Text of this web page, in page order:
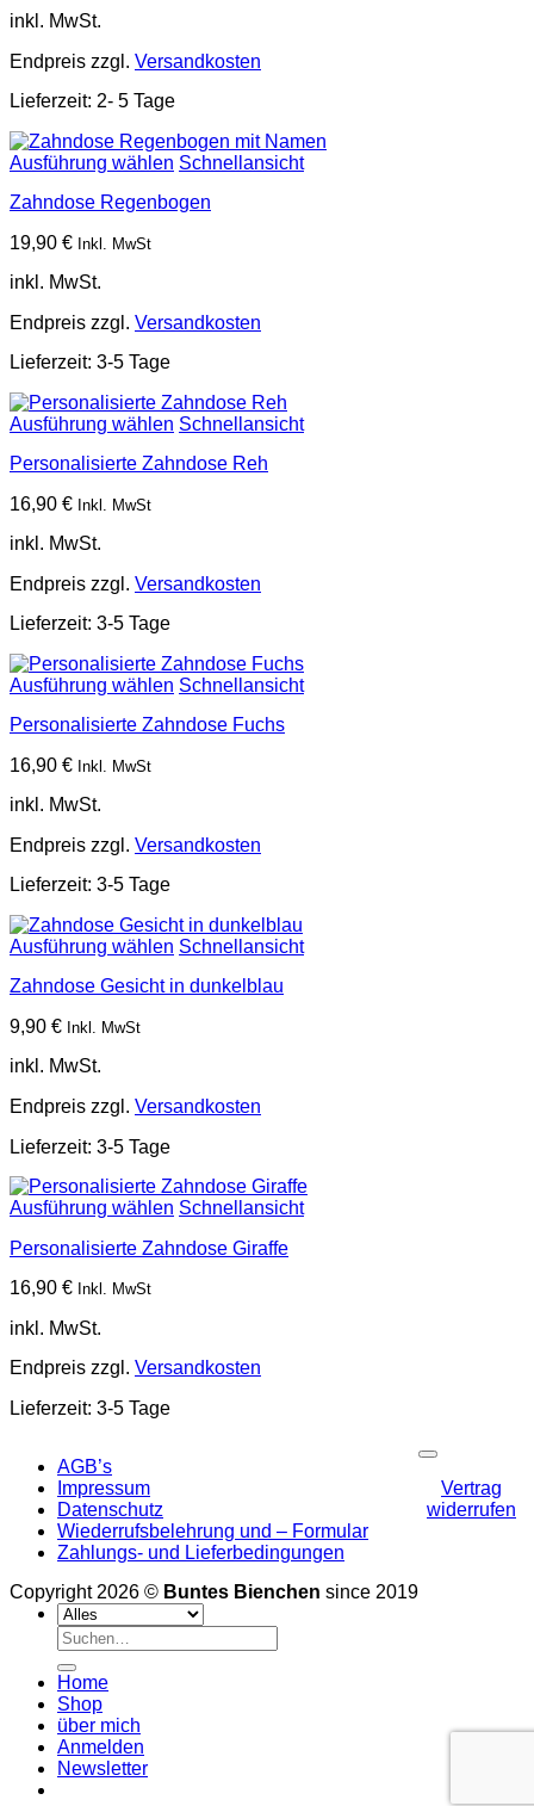
inkl. MwSt.
Endpreis zzgl. Versandkosten
Lieferzeit: 2- 5 Tage
Ausführung wählen Schnellansicht
Zahndose Regenbogen
19,90 € Inkl. MwSt
inkl. MwSt.
Endpreis zzgl. Versandkosten
Lieferzeit: 3-5 Tage
Ausführung wählen Schnellansicht
Personalisierte Zahndose Reh
16,90 € Inkl. MwSt
inkl. MwSt.
Endpreis zzgl. Versandkosten
Lieferzeit: 3-5 Tage
Ausführung wählen Schnellansicht
Personalisierte Zahndose Fuchs
16,90 € Inkl. MwSt
inkl. MwSt.
Endpreis zzgl. Versandkosten
Lieferzeit: 3-5 Tage
Ausführung wählen Schnellansicht
Zahndose Gesicht in dunkelblau
9,90 € Inkl. MwSt
inkl. MwSt.
Endpreis zzgl. Versandkosten
Lieferzeit: 3-5 Tage
Ausführung wählen Schnellansicht
Personalisierte Zahndose Giraffe
16,90 € Inkl. MwSt
inkl. MwSt.
Endpreis zzgl. Versandkosten
Lieferzeit: 3-5 Tage
AGB’s
Impressum
Datenschutz
Wiederrufsbelehrung und – Formular
Zahlungs- und Lieferbedingungen
Copyright 2026 © Buntes Bienchen since 2019
Vertrag
widerrufen
Suchen
nach:
Home
Shop
über mich
Anmelden
Newsletter